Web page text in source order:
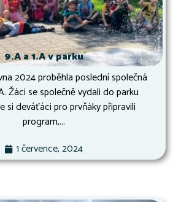
9.A a 1.A v parku
2024 proběhla poslední společná
Žáci se společně vydali do parku
si deváťáci pro prvňáky připravili
program,...
1 července, 2024